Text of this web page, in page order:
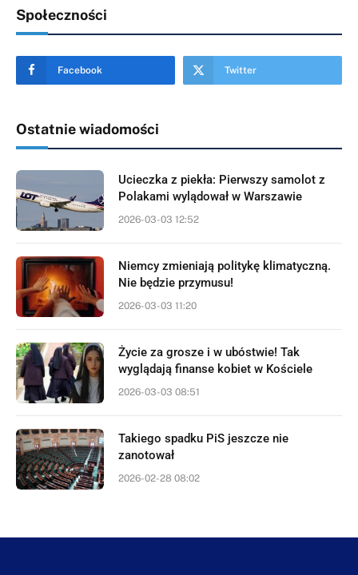
Społeczności
Facebook Twitter
Ostatnie wiadomości
Ucieczka z piekła: Pierwszy samolot z
Polakami wylądował w Warszawie
2026-03-03 12:52
Niemcy zmieniają politykę klimatyczną.
Nie będzie przymusu!
2026-03-03 11:20
Życie za grosze i w ubóstwie! Tak
wyglądają finanse kobiet w Kościele
2026-03-03 08:51
Takiego spadku PiS jeszcze nie
zanotował
2026-02-28 08:02